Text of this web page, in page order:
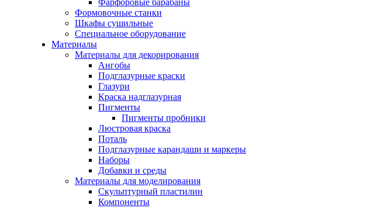
Фарфоровые барабаны
Формовочные станки
Шкафы сушильные
Специальное оборудование
Материалы
Материалы для декорирования
Ангобы
Подглазурные краски
Глазури
Краска надглазурная
Пигменты
Пигменты пробники
Люстровая краска
Поталь
Подглазурные карандаши и маркеры
Наборы
Добавки и среды
Материалы для моделирования
Скульптурный пластилин
Компоненты